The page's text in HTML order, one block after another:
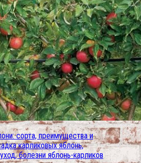
сорта, преимущества и
карликовых яблонь,
болезни яблонь-карликов